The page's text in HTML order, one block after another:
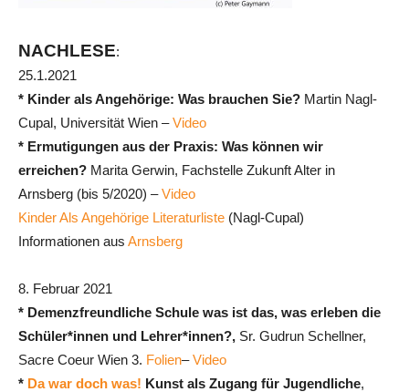
NACHLESE:
25.1.2021
* Kinder als Angehörige: Was brauchen Sie? Martin Nagl-
Cupal, Universität Wien –Video
* Ermutigungen aus der Praxis: Was können wir
erreichen? Marita Gerwin, Fachstelle Zukunft Alter in
Arnsberg (bis 5/2020) –Video
Kinder Als Angehörige Literaturliste (Nagl-Cupal)
Informationen aus Arnsberg
8. Februar 2021
* Demenzfreundliche Schule was ist das, was erleben die
Schüler*innen und Lehrer*innen?, Sr. Gudrun Schellner,
Sacre Coeur Wien 3. Folien–Video
* Da war doch was! Kunst als Zugang für Jugendliche,